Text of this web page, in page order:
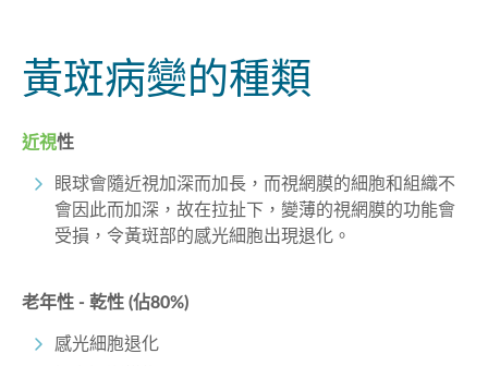
黃斑病變的種類
近視性
眼球會隨近視加深而加長，而視網膜的細胞和組織不
會因此而加深，故在拉扯下，變薄的視網膜的功能會
受損，令黃斑部的感光細胞出現退化。
老年性 - 乾性 (佔80%)
感光細胞退化